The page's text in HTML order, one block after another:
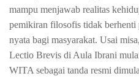
mampu menjawab realitas
pemikiran filosofis tidak berhenti
nyata bagi masyarakat. Usai
Lectio Brevis di Aula Ibrani
WITA sebagai tanda resmi